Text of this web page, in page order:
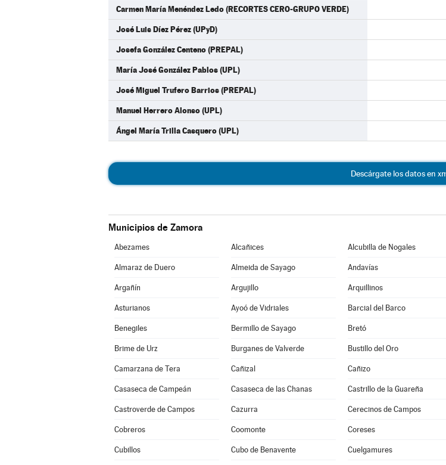
Carmen María Menéndez Ledo (RECORTES CERO-GRUPO VERDE)
José Luis Díez Pérez (UPyD)
Josefa González Centeno (PREPAL)
María José González Pablos (UPL)
José Miguel Trufero Barrios (PREPAL)
Manuel Herrero Alonso (UPL)
Ángel María Trilla Casquero (UPL)
Descárgate los datos en
Municipios de Zamora
Abezames Alcañices Alcubilla de Nogales
Almaraz de Duero Almeida de Sayago Andavías
Argañín Argujillo Arquillinos
Asturianos Ayoó de Vidriales Barcial del Barco
Benegiles Bermillo de Sayago Bretó
Brime de Urz Burganes de Valverde Bustillo del Oro
Camarzana de Tera Cañizal Cañizo
Casaseca de Campeán Casaseca de las Chanas Castrillo de la Guareña
Castroverde de Campos Cazurra Cerecinos de Campos
Cobreros Coomonte Coreses
Cubillos Cubo de Benavente Cuelgamures